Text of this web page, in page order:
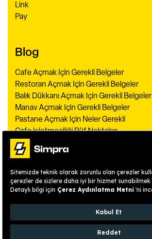
Link
Pay
Blog
Cafe Açmak Için Gerekli Belgeler
Restoran Açmak Için Gerekli Belgeler
Balık Dükkanı Açmak Için Gerekli Belgeler
Manav Açmak Için Gerekli Belgeler
Pastane Açmak Için Neler Gerekli
Cafe Işletmeciliği Püf Noktaları
Restoran Konseptleri
Kafeye Müşteri Çekme Yöntemleri
Restaurant Işletmeciliği
Restoran Müdürü Ne İş Yapar
Steakhouse Restoranı Açmak